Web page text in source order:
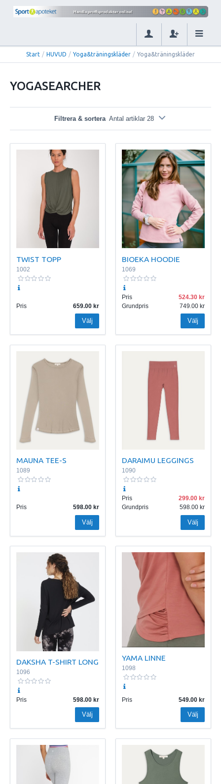
Start / HUVUD / Yoga&träningskläder / Yoga&träningskläder
YOGASEARCHER
Filtrera & sortera Antal artiklar 28
TWIST TOPP
1002
Pris 659.00
Välj
BIOEKA HOODIE
1069
Pris
524.30
Grundpris
749.00
Välj
MAUNA TEE-S
1089
Pris 598.00
Välj
DARAIMU LEGGINGS
1090
Pris
299.00
Grundpris
598.00
Välj
DAKSHA T-SHIRT LONG
1096
Pris 598.00
Välj
YAMA LINNE
1098
Pris 549.00
Välj